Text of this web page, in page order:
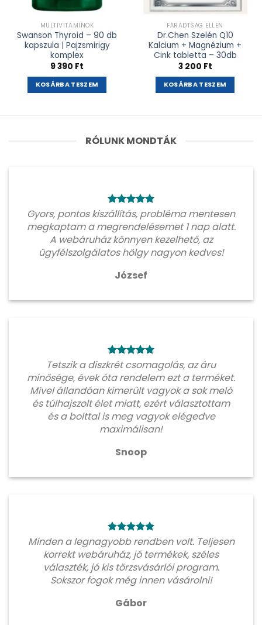
MULTIVITAMINOK
Swanson Thyroid – 90 db
kapszula | Pajzsmirigy
komplex
9 390 Ft
KOSÁRBA TESZEM
FÁRADTSÁG ELLEN
Dr.Chen Szelén Q10
Kalcium + Magnézium +
Cink tabletta – 30db
3 200 Ft
KOSÁRBA TESZEM
RÓLUNK MONDTÁK
Gyors, pontos kiszállítás, probléma mentesen
megkaptam a megrendelésemet 1 nap alatt.
A webáruház könnyen kezelhető, az
ügyfélszolgálatos hölgy nagyon kedves!
József
Tetszik a diszkrét csomagolás, az áru
minősége, évek óta rendelem ezt a terméket.
Mivel állandóan kimerült vagyok a sok meló
és túlhajszolt élet miatt, ezért választottam
és a bolttal is meg vagyok elégedve
maximálisan!
Snoop
Minden a legnagyobb rendben volt. Teljesen
korrekt webáruház, jó termékek, széles
választék, jó kis törzsvásárlói program.
Sokszor fogok még innen vásárolni!
Gábor